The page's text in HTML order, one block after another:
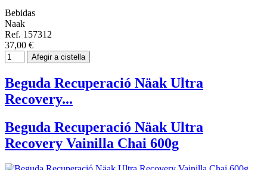
Bebidas
Naak
Ref. 157312
37,00 €
Afegir a cistella
Beguda Recuperació Näak Ultra
Recovery...
Beguda Recuperació Näak Ultra
Recovery Vainilla Chai 600g